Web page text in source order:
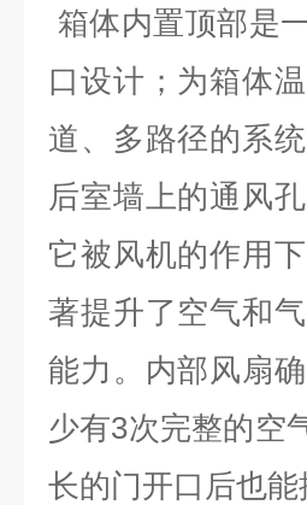
箱体内置顶部是
口设计；为箱体
道、多路径的系统
后室墙上的通风
它被风机的作用
著提升了空气和
能力。内部风扇
少有3次完整的空
长的门开口后也